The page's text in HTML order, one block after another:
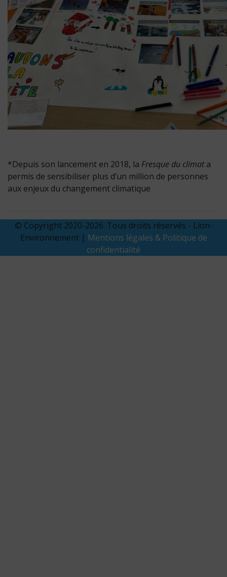
*Depuis son lancement en 2018, la Fresque du climata
permis de sensibiliser plus d’un million de personnes
aux enjeux du changement climatique
© Copyright 2020-2026. Tous droits réservés - Lion-
Environnement | Mentions légales & Politique de
confidentialité